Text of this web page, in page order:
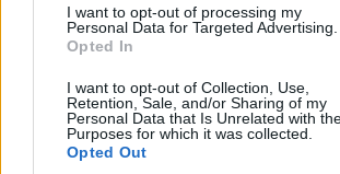
I want to opt-out of processing my
Personal Data for Targeted Advertising.
Opted In
I want to opt-out of Collection, Use,
Retention, Sale, and/or Sharing of my
Personal Data that Is Unrelated with
Purposes for which it was collected.
Opted Out
si sarebbe chiusa diversamente
che restavano? O il destino, come
aveva già scritto un’altra pagina,
qualunque riavvicinamento?